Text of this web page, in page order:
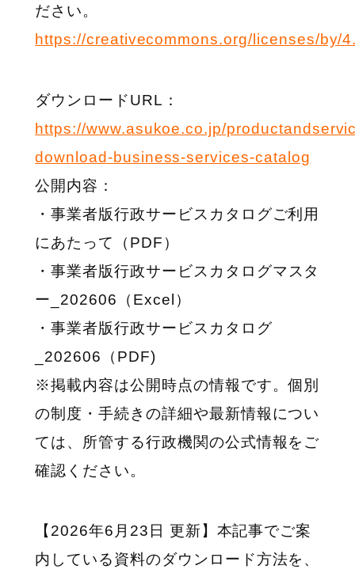
ださい。
https://creativecommons.org/licenses/by/
ダウンロードURL：
https://www.asukoe.co.jp/
download-business-services-catalog
公開内容：
・事業者版行政サービスカタログご利用
にあたって（PDF）
・事業者版行政サービスカタログマスタ
ー_202606（Excel）
・事業者版行政サービスカタログ
_202606（PDF)
※掲載内容は公開時点の情報です。個別
の制度・手続きの詳細や最新情報につい
ては、所管する行政機関の公式情報をご
確認ください。
【2026年6月23日 更新】本記事でご案
内している資料のダウンロード方法を、